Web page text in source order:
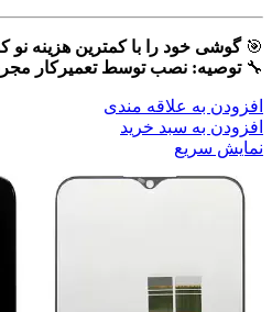
🎯گوشی خود را با کمترین هزینه نو
🔧توصیه: نصب توسط تعمیرکار
افزودن به علاقه مندی
افزودن به سبد خرید
نمایش سریع